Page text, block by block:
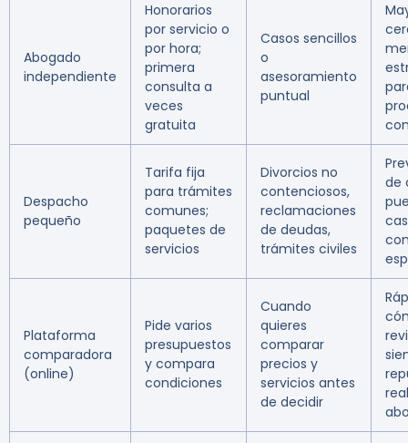
Abogado
independiente
Honorarios
por servicio o
por hora;
primera
consulta a
veces
gratuita
Casos sencillos
o
asesoramiento
puntual
Despacho
pequeño
Tarifa fija
para trámites
comunes;
paquetes de
servicios
Divorcios no
contenciosos,
reclamaciones
de deudas,
trámites civiles
de
Plataforma
comparadora
(online)
Pide varios
presupuestos
y compara
condiciones
Cuando
quieres
comparar
precios y
servicios antes
de decidir